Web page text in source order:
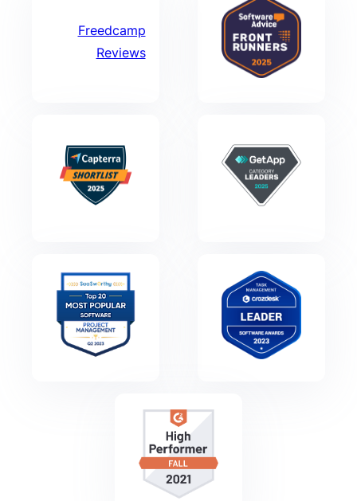
Freedcamp
Reviews